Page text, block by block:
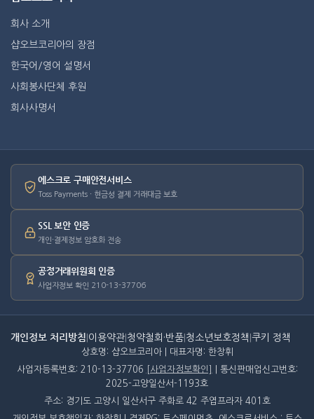
회사 소개
샵오브코리아의 장점
한국어/영어 설명서
사회봉사단체 후원
회사사명서
에스크로 구매안전서비스
Toss Payments · 현금성 결제 거래대금 보호
SSL 보안 인증
개인·결제정보 암호화 전송
공정거래위원회 인증
사업자정보 확인 210-13-37706
개인정보 처리방침 이용약관 청약철회·반품 청소년보호정책 쿠키 정책
상호명: 샵오브코리아 | 대표자명: 한창휘
사업자등록번호: 210-13-37706
[사업자정보확인]
| 통신판매업신고번호:
2025-고양일산서-1193호
주소: 경기도 고양시 일산서구 주화로 42 주엽프라자 401호